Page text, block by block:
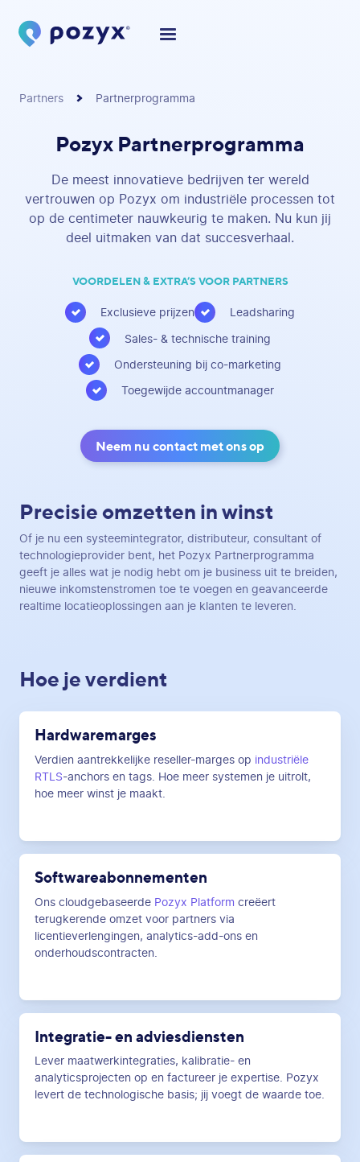
Partners Partnerprogramma
Pozyx Partnerprogramma
De meest innovatieve bedrijven ter wereld
vertrouwen op Pozyx om industriële processen tot
op de centimeter nauwkeurig te maken. Nu kun jij
deel uitmaken van dat succesverhaal.
VOORDELEN & EXTRA’S VOOR PARTNERS
Exclusieve prijzen Leadsharing
Sales- & technische training
Ondersteuning bij co-marketing
Toegewijde accountmanager
Neem nu contact met ons op
Precisie omzetten in winst
Of je nu een systeemintegrator, distributeur, consultant of
technologieprovider bent, het Pozyx Partnerprogramma
geeft je alles wat je nodig hebt om je business uit te breiden,
nieuwe inkomstenstromen toe te voegen en geavanceerde
realtime locatieoplossingen aan je klanten te leveren.
Hoe je verdient
Hardwaremarges
Verdien aantrekkelijke reseller-marges op industriële
RTLS-anchors en tags. Hoe meer systemen je uitrolt,
hoe meer winst je maakt.
Softwareabonnementen
Ons cloudgebaseerde Pozyx Platform creëert
terugkerende omzet voor partners via
licentieverlengingen, analytics-add-ons en
onderhoudscontracten.
Integratie- en adviesdiensten
Lever maatwerkintegraties, kalibratie- en
analyticsprojecten op en factureer je expertise. Pozyx
levert de technologische basis; jij voegt de waarde toe.